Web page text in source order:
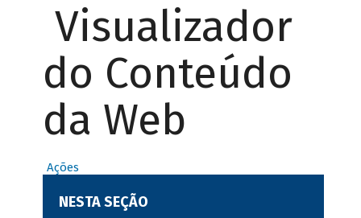
Visualizador
do Conteúdo
da Web
Ações
NESTA SEÇÃO